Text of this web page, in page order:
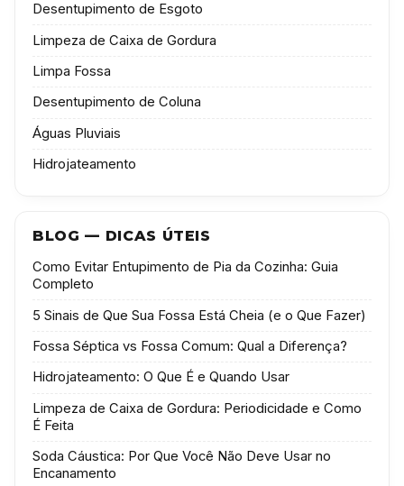
Desentupimento de Esgoto
Limpeza de Caixa de Gordura
Limpa Fossa
Desentupimento de Coluna
Águas Pluviais
Hidrojateamento
BLOG — DICAS ÚTEIS
Como Evitar Entupimento de Pia da Cozinha: Guia
Completo
5 Sinais de Que Sua Fossa Está Cheia (e o Que Fazer)
Fossa Séptica vs Fossa Comum: Qual a Diferença?
Hidrojateamento: O Que É e Quando Usar
Limpeza de Caixa de Gordura: Periodicidade e Como
É Feita
Soda Cáustica: Por Que Você Não Deve Usar no
Encanamento